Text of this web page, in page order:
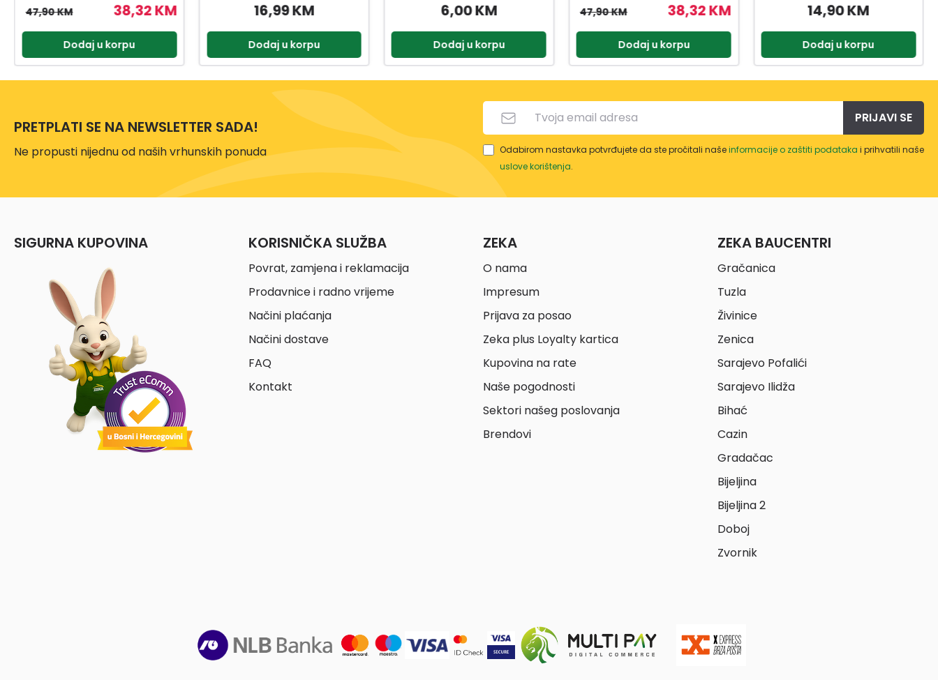
16,99 KM
Dodaj u korpu
6,00 KM
Dodaj u korpu
38,32 KM
47,90 KM
Dodaj u korpu
14,90 KM
Dodaj u korpu
8,90 KM
Dodaj u korpu
PRETPLATI SE NA NEWSLETTER SADA!
Ne propusti nijednu od naših vrhunskih ponuda
PRIJAVI SE
Odabirom nastavka potvrđujete da ste pročitali našeinformacije o zaštiti podataka i prihvatili naše
uslove korištenja.
SIGURNA KUPOVINA KORISNIČKA SLUŽBA
Povrat, zamjena i reklamacija
Prodavnice i radno vrijeme
Načini plaćanja
Načini dostave
FAQ
Kontakt
ZEKA
O nama
Impresum
Prijava za posao
Zeka plus Loyalty kartica
Kupovina na rate
Naše pogodnosti
Sektori našeg poslovanja
Brendovi
ZEKA BAUCENTRI
Gračanica
Tuzla
Živinice
Zenica
Sarajevo Pofalići
Sarajevo Ilidža
Bihać
Cazin
Gradačac
Bijeljina
Bijeljina 2
Doboj
Zvornik